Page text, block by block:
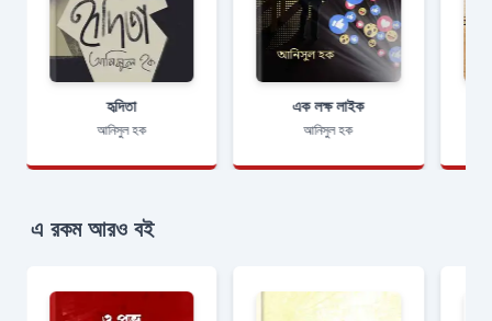
হৃদিতা
আনিসুল হক
এক লক্ষ লাইক
আনিসুল হক
এ রকম আরও বই